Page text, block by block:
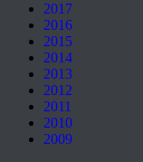
2017
2016
2015
2014
2013
2012
2011
2010
2009